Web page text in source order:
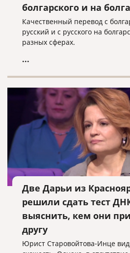
болгарского и на
Качественный перевод с
русский и с русского на
разных сферах.
...
Две Дарьи из
решили сдать тест
выяснить, кем они
другу
Юрист Старовойтова-Инце